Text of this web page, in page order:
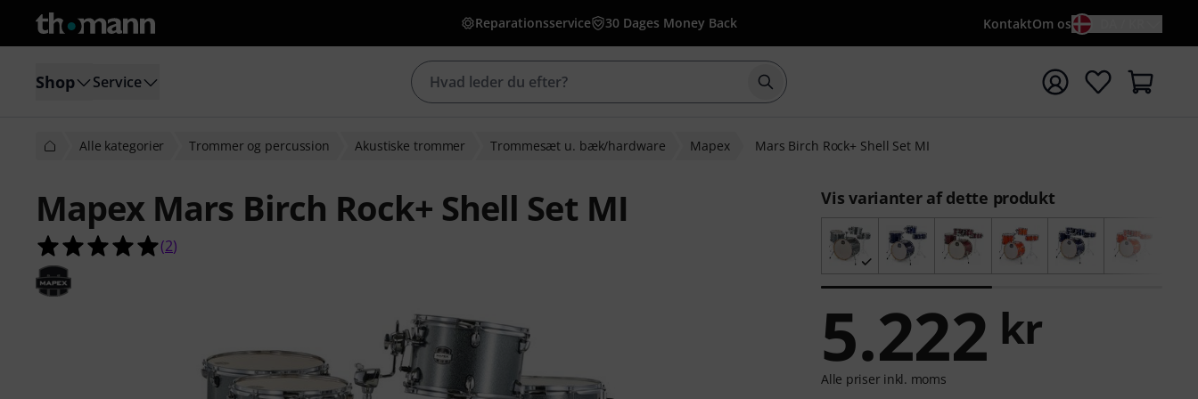
Reparationsservice 30 Dages Money Back KontaktOm os
Shop Service Start søgning med søgeord {searchTerm}
Alle kategorier Trommer og percussion Akustiske trommer Trommesæt u. bæk/hardware Mapex Mars Birch Rock+ Shell Set MI
Mapex Mars Birch Rock+ Shell Set MI
5.0 ud af 5 stjerner fra 2 kundebedømmelser
(2)
Vis varianter af dette produkt
5.222 kr
Alle priser inkl. moms